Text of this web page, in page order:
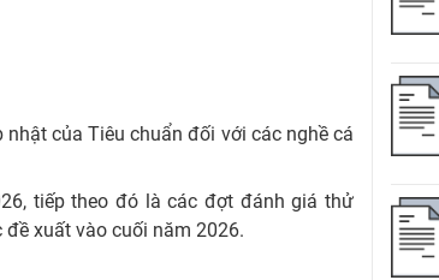
của Tiêu chuẩn đối với các nghề cá
tiếp theo đó là các đợt đánh giá thử
xuất vào cuối năm 2026.